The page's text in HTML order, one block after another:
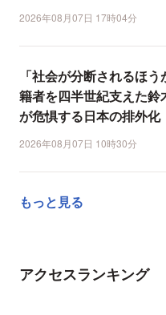
2026年08月07日 17時04分
「社会が分断されるほ
籍者を四半世紀支えた鈴
が危惧する日本の排外化
2026年08月07日 10時30分
もっと見る
アクセスランキング